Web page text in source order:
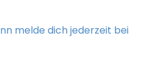
melde dich jederzeit bei